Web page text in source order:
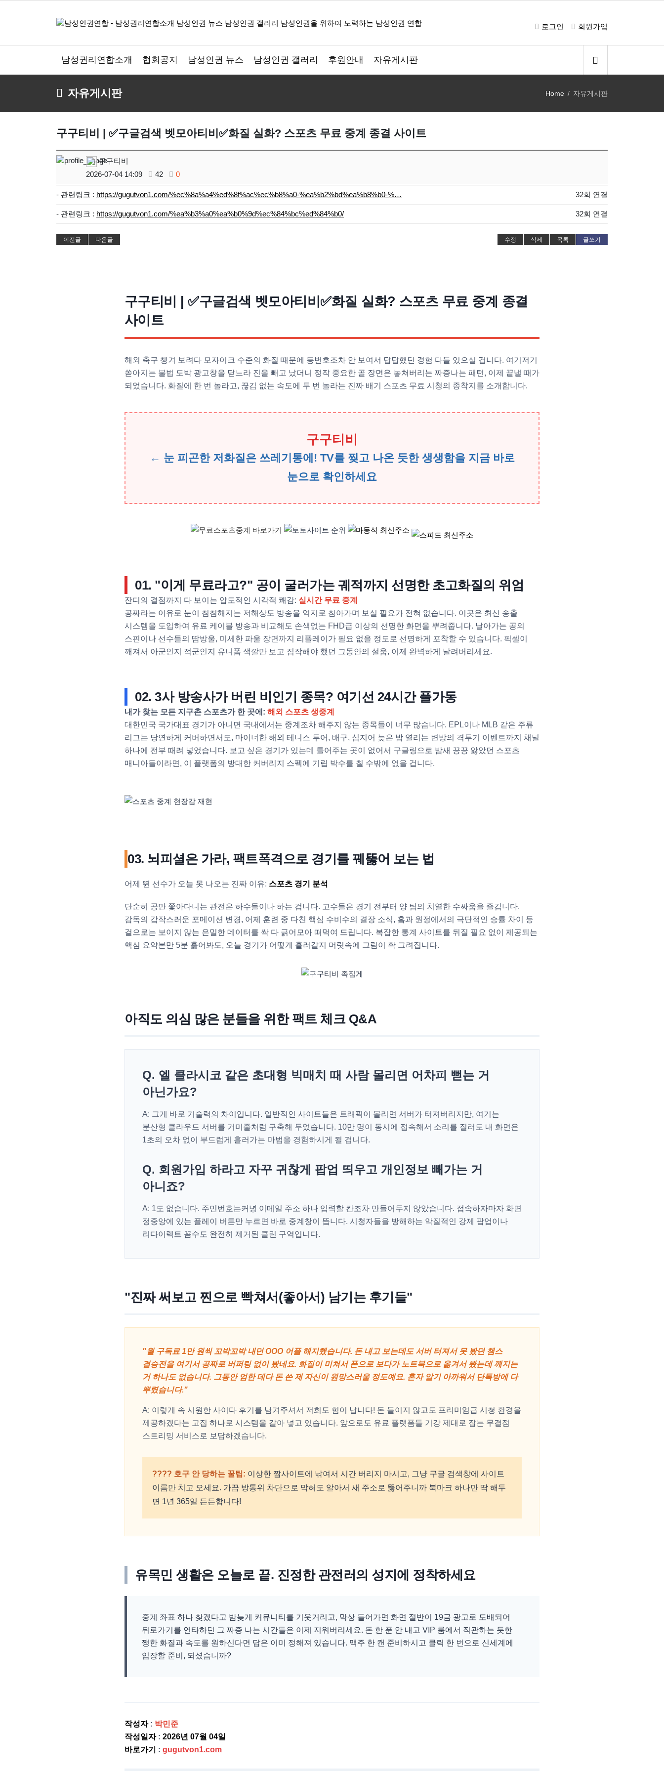
로그인 회원가입
남성권리연합소개 협회공지 남성인권 뉴스 남성인권 갤러리 후원안내 자유게시판
자유게시판 Home 자유게시판
구구티비 | ✅구글검색 벳모아티비✅화질 실화? 스포츠 무료 중계 종결 사이트
구구티비
2026-07-04 14:09
42 0
- 관련링크 : https://gugutvon1.com/%ec%8a%a4%ed%8f%ac%ec%b8%a0-%ea%b2%bd%ea%b8%b0-%… 32회 연결
- 관련링크 : https://gugutvon1.com/%ea%b3%a0%ea%b0%9d%ec%84%bc%ed%84%b0/ 32회 연결
이전글 다음글 수정 삭제 목록 글쓰기
구구티비 | ✅구글검색 벳모아티비✅화질 실화? 스포츠 무료 중계 종결
사이트
해외 축구 챙겨 보려다 모자이크 수준의 화질 때문에 등번호조차 안 보여서 답답했던 경험 다들 있으실 겁니다. 여기저기
쏟아지는 불법 도박 광고창을 닫느라 진을 빼고 났더니 정작 중요한 골 장면은 놓쳐버리는 짜증나는 패턴, 이제 끝낼 때가
되었습니다. 화질에 한 번 놀라고, 끊김 없는 속도에 두 번 놀라는 진짜 배기 스포츠 무료 시청의 종착지를 소개합니다.
구구티비
← 눈 피곤한 저화질은 쓰레기통에! TV를 찢고 나온 듯한 생생함을 지금 바로
눈으로 확인하세요
01. "이게 무료라고?" 공이 굴러가는 궤적까지 선명한 초고화질의 위엄
잔디의 결점까지 다 보이는 압도적인 시각적 쾌감: 실시간 무료 중계
공짜라는 이유로 눈이 침침해지는 저해상도 방송을 억지로 참아가며 보실 필요가 전혀 없습니다. 이곳은 최신 송출
시스템을 도입하여 유료 케이블 방송과 비교해도 손색없는 FHD급 이상의 선명한 화면을 뿌려줍니다. 날아가는 공의
스핀이나 선수들의 땀방울, 미세한 파울 장면까지 리플레이가 필요 없을 정도로 선명하게 포착할 수 있습니다. 픽셀이
깨져서 아군인지 적군인지 유니폼 색깔만 보고 짐작해야 했던 그동안의 설움, 이제 완벽하게 날려버리세요.
02. 3사 방송사가 버린 비인기 종목? 여기선 24시간 풀가동
내가 찾는 모든 지구촌 스포츠가 한 곳에: 해외 스포츠 생중계
대한민국 국가대표 경기가 아니면 국내에서는 중계조차 해주지 않는 종목들이 너무 많습니다. EPL이나 MLB 같은 주류
리그는 당연하게 커버하면서도, 마이너한 해외 테니스 투어, 배구, 심지어 늦은 밤 열리는 변방의 격투기 이벤트까지 채널
하나에 전부 때려 넣었습니다. 보고 싶은 경기가 있는데 틀어주는 곳이 없어서 구글링으로 밤새 끙끙 앓았던 스포츠
매니아들이라면, 이 플랫폼의 방대한 커버리지 스펙에 기립 박수를 칠 수밖에 없을 겁니다.
03. 뇌피셜은 가라, 팩트폭격으로 경기를 꿰뚫어 보는 법
어제 뛴 선수가 오늘 못 나오는 진짜 이유: 스포츠 경기 분석
단순히 공만 쫓아다니는 관전은 하수들이나 하는 겁니다. 고수들은 경기 전부터 양 팀의 치열한 수싸움을 즐깁니다.
감독의 갑작스러운 포메이션 변경, 어제 훈련 중 다친 핵심 수비수의 결장 소식, 홈과 원정에서의 극단적인 승률 차이 등
겉으로는 보이지 않는 은밀한 데이터를 싹 다 긁어모아 떠먹여 드립니다. 복잡한 통계 사이트를 뒤질 필요 없이 제공되는
핵심 요약본만 5분 훑어봐도, 오늘 경기가 어떻게 흘러갈지 머릿속에 그림이 확 그려집니다.
아직도 의심 많은 분들을 위한 팩트 체크 Q&A
Q. 엘 클라시코 같은 초대형 빅매치 때 사람 몰리면 어차피 뻗는 거
아닌가요?
A: 그게 바로 기술력의 차이입니다. 일반적인 사이트들은 트래픽이 몰리면 서버가 터져버리지만, 여기는
분산형 클라우드 서버를 거미줄처럼 구축해 두었습니다. 10만 명이 동시에 접속해서 소리를 질러도 내 화면은
1초의 오차 없이 부드럽게 흘러가는 마법을 경험하시게 될 겁니다.
Q. 회원가입 하라고 자꾸 귀찮게 팝업 띄우고 개인정보 빼가는 거
아니죠?
A: 1도 없습니다. 주민번호는커녕 이메일 주소 하나 입력할 칸조차 만들어두지 않았습니다. 접속하자마자 화면
정중앙에 있는 플레이 버튼만 누르면 바로 중계창이 뜹니다. 시청자들을 방해하는 악질적인 강제 팝업이나
리다이렉트 꼼수도 완전히 제거된 클린 구역입니다.
"진짜 써보고 찐으로 빡쳐서(좋아서) 남기는 후기들"
"월 구독료 1만 원씩 꼬박꼬박 내던 OOO 어플 해지했습니다. 돈 내고 보는데도 서버 터져서 못 봤던 챔스
결승전을 여기서 공짜로 버퍼링 없이 봤네요. 화질이 미쳐서 폰으로 보다가 노트북으로 옮겨서 봤는데 깨지는
거 하나도 없습니다. 그동안 엄한 데다 돈 쓴 제 자신이 원망스러울 정도예요. 혼자 알기 아까워서 단톡방에 다
뿌렸습니다."
A: 이렇게 속 시원한 사이다 후기를 남겨주셔서 저희도 힘이 납니다! 돈 들이지 않고도 프리미엄급 시청 환경을
제공하겠다는 고집 하나로 시스템을 갈아 넣고 있습니다. 앞으로도 유료 플랫폼들 기강 제대로 잡는 무결점
스트리밍 서비스로 보답하겠습니다.
???? 호구 안 당하는 꿀팁: 이상한 짭사이트에 낚여서 시간 버리지 마시고, 그냥 구글 검색창에 사이트
이름만 치고 오세요. 가끔 방통위 차단으로 막혀도 알아서 새 주소로 뚫어주니까 북마크 하나만 딱 해두
면 1년 365일 든든합니다!
유목민 생활은 오늘로 끝. 진정한 관전러의 성지에 정착하세요
중계 좌표 하나 찾겠다고 밤늦게 커뮤니티를 기웃거리고, 막상 들어가면 화면 절반이 19금 광고로 도배되어
뒤로가기를 연타하던 그 짜증 나는 시간들은 이제 지워버리세요. 돈 한 푼 안 내고 VIP 룸에서 직관하는 듯한
쨍한 화질과 속도를 원하신다면 답은 이미 정해져 있습니다. 맥주 한 캔 준비하시고 클릭 한 번으로 신세계에
입장할 준비, 되셨습니까?
작성자: 박민준
작성일자 : 2026년 07월 04일
바로가기
: gugutvon1.com